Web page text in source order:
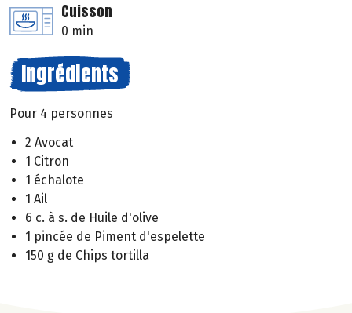
Cuisson
0 min
Ingrédients
Pour 4 personnes
2 Avocat
1 Citron
1 échalote
1 Ail
6 c. à s. de Huile d'olive
1 pincée de Piment d'espelette
150 g de Chips tortilla